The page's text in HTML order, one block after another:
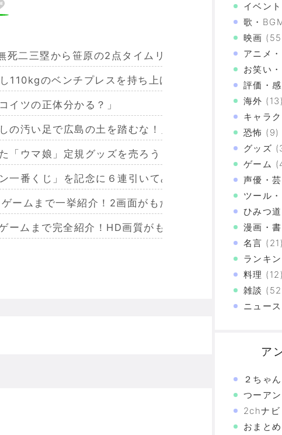
死二三塁から笹原の2点タイムリーで勝ち越し！！！！
のベンチプレスを持ち上げるマッチョに、もはや
イツの正体分かる？」
の汚い足で広島の土を踏むな！」→広島県民「お前ら
「ウマ娘」定規グッズを売ろうとするも、インチ目
一番くじ」を記念に６連引いてみた！気づけばXX連で
ームまで一挙紹介！2画面がもたらす極上の恐怖
ームまで完全紹介！HD画質がもたらした真の恐怖…
で完全紹介！フルポリゴンがもたらした恐怖の革命
らマイナーまで完全紹介！ビジュアルメモリと駆け抜け
イベント
歌・
映画
アニメ
お笑い
評価・
海外 (13)
キャラ
恐怖 (9)
グッズ
ゲーム
声優・
ツール
ひみつ
漫画・
名言 (21)
ランキ
料理 (12)
雑談
ニュース
ア
２ちゃ
つーア
2chナビ
おまとめ